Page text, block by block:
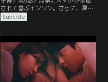
されて喜ぶインソン。さらに、戻っ
たばかりのソンジュが映像に不審な
点を発見して、尾行していた車の素
した場所へ向かうことに。そこで偶
然、インソンの両親と出くわして彼
の家で夕飯を食べる。その帰り道、
例の車に尾行されていることに気づ
いたインソンたちは…。
Subtitle